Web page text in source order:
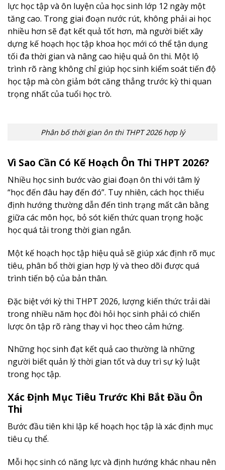
lực học tập và ôn luyện của học sinh lớp 12 ngày một
tăng cao. Trong giai đoạn nước rút, không phải ai học
nhiều hơn sẽ đạt kết quả tốt hơn, mà người biết xây
dựng kế hoạch học tập khoa học mới có thể tận dụng
tối đa thời gian và nâng cao hiệu quả ôn thi. Một lộ
trình rõ ràng không chỉ giúp học sinh kiểm soát tiến độ
học tập mà còn giảm bớt căng thẳng trước kỳ thi quan
trọng nhất của tuổi học trò.
Phân bố thời gian ôn thi THPT 2026 hợp lý
Vì Sao Cần Có Kế Hoạch Ôn Thi THPT 2026?
Nhiều học sinh bước vào giai đoạn ôn thi với tâm lý
“học đến đâu hay đến đó”. Tuy nhiên, cách học thiếu
định hướng thường dẫn đến tình trạng mất cân bằng
giữa các môn học, bỏ sót kiến thức quan trọng hoặc
học quá tải trong thời gian ngắn.
Một kế hoạch học tập hiệu quả sẽ giúp xác định rõ mục
tiêu, phân bổ thời gian hợp lý và theo dõi được quá
trình tiến bộ của bản thân.
Đặc biệt với kỳ thi THPT 2026, lượng kiến thức trải dài
trong nhiều năm học đòi hỏi học sinh phải có chiến
lược ôn tập rõ ràng thay vì học theo cảm hứng.
Những học sinh đạt kết quả cao thường là những
người biết quản lý thời gian tốt và duy trì sự kỷ luật
trong học tập.
Xác Định Mục Tiêu Trước Khi Bắt Đầu Ôn
Thi
Bước đầu tiên khi lập kế hoạch học tập là xác định mục
tiêu cụ thể.
Mỗi học sinh có năng lực và định hướng khác nhau nên